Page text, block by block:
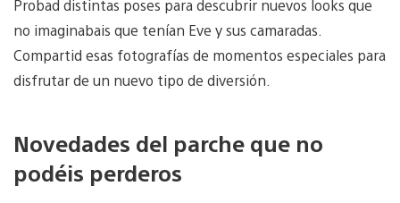
Probad distintas poses para descubrir nuevos looks que
no imaginabais que tenían Eve y sus camaradas.
Compartid esas fotografías de momentos especiales para
disfrutar de un nuevo tipo de diversión.
Novedades del parche que no
podéis perderos